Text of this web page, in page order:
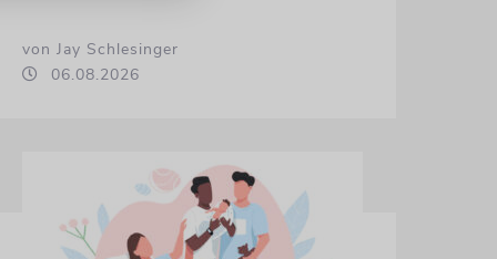
von Jay Schlesinger
06.08.2026